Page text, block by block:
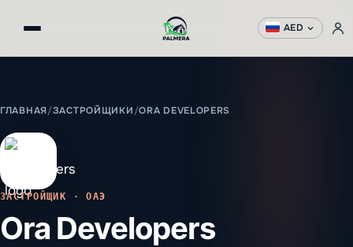
AED
ГЛАВНАЯ/ЗАСТРОЙЩИКИ /ORA DEVELOPERS
ЗАСТРОЙЩИК · ОАЭ
Ora Developers